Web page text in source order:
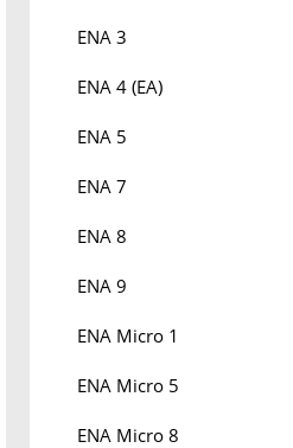
ENA 3
ENA 4 (EA)
ENA 5
ENA 7
ENA 8
ENA 9
ENA Micro 1
ENA Micro 5
ENA Micro 8